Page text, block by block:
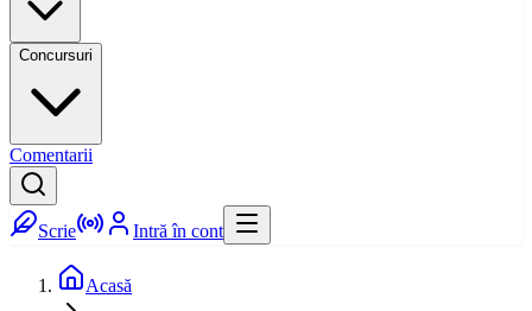
Concursuri
Comentarii
Scrie Intră în cont
Acasă